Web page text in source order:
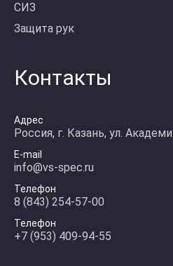
СИЗ
Защита рук
Контакты
Адрес
Россия, г. Казань, ул.
E-mail
info@vs-spec.ru
Телефон
8 (843) 254-57-00
Телефон
+7 (953) 409-94-55